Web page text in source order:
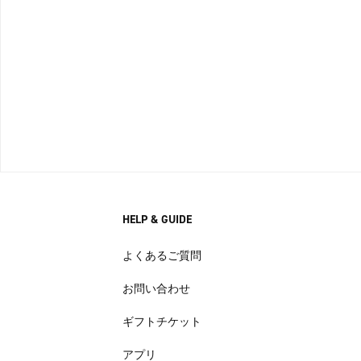
HELP & GUIDE
よくあるご質問
お問い合わせ
ギフトチケット
アプリ